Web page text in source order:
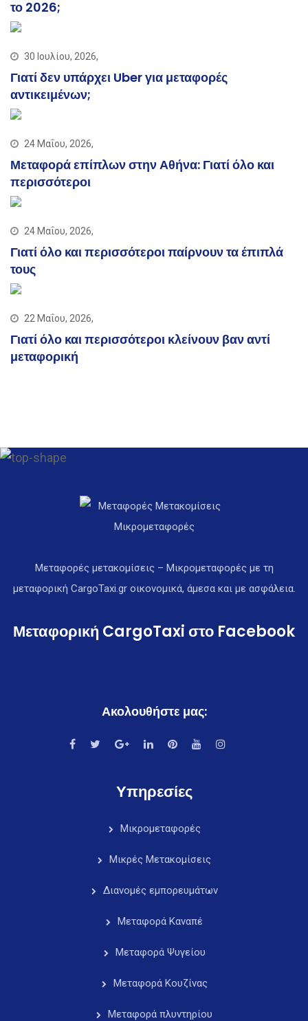
το 2026;
30 Ιουλίου, 2026,
Γιατί δεν υπάρχει Uber για μεταφορές
αντικειμένων;
24 Μαΐου, 2026,
Μεταφορά επίπλων στην Αθήνα: Γιατί όλο και
περισσότεροι
24 Μαΐου, 2026,
Γιατί όλο και περισσότεροι παίρνουν τα έπιπλά
τους
22 Μαΐου, 2026,
Γιατί όλο και περισσότεροι κλείνουν βαν αντί
μεταφορική
Μεταφορές μετακομίσεις – Μικρομεταφορές με τη
μεταφορική CargoTaxi.gr οικονομικά, άμεσα και με ασφάλεια.
Μεταφορική CargoTaxi στο Facebook
Ακολουθήστε μας:
Υπηρεσίες
Μικρομεταφορές
Μικρές Μετακομίσεις
Διανομές εμπορευμάτων
Μεταφορά Καναπέ
Μεταφορά Ψυγείου
Μεταφορά Κουζίνας
Μεταφορά πλυντηρίου